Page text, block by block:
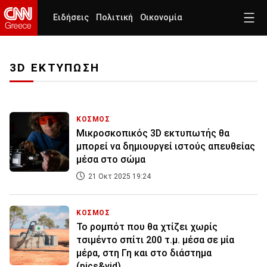
Ειδήσεις Πολιτική Οικονομία
3D ΕΚΤΥΠΩΣΗ
ΚΟΣΜΟΣ
Μικροσκοπικός 3D εκτυπωτής θα
μπορεί να δημιουργεί ιστούς απευθείας
μέσα στο σώμα
21 Οκτ 2025 19:24
ΚΟΣΜΟΣ
Το ρομπότ που θα χτίζει χωρίς
τσιμέντο σπίτι 200 τ.μ. μέσα σε μία
μέρα, στη Γη και στο διάστημα